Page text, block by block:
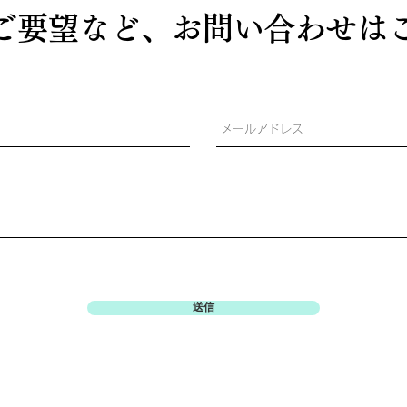
要望など、お問い合わせは
送信